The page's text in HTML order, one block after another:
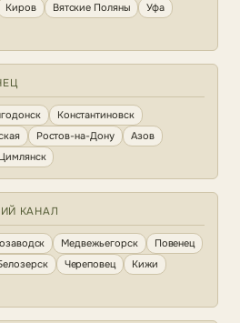
Киров Вятские Поляны
Уфа
Константиновск
Ростов-на-Дону
Азов
Цимлянск
КАНАЛ
Медвежьегорск
Повенец
Череповец
Кижи